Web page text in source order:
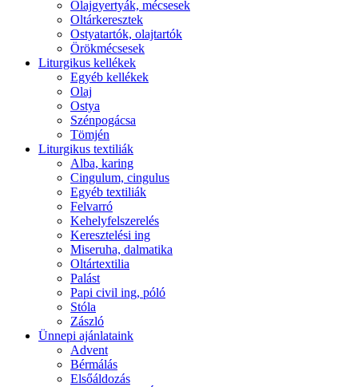
Olajgyertyák, mécsesek
Oltárkeresztek
Ostyatartók, olajtartók
Örökmécsesek
Liturgikus kellékek
Egyéb kellékek
Olaj
Ostya
Szénpogácsa
Tömjén
Liturgikus textiliák
Alba, karing
Cingulum, cingulus
Egyéb textiliák
Felvarró
Kehelyfelszerelés
Keresztelési ing
Miseruha, dalmatika
Oltártextilia
Palást
Papi civil ing, póló
Stóla
Zászló
Ünnepi ajánlataink
Advent
Bérmálás
Elsőáldozás